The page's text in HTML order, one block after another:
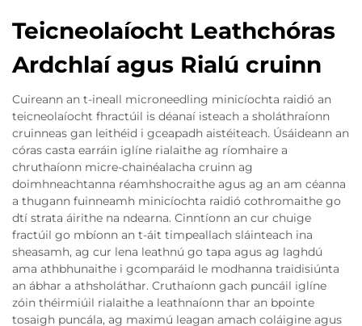
Teicneolaíocht Leathchóras
Ardchlaí agus Rialú cruinn
Cuireann an t-ineall microneedling minicíochta raidió an
teicneolaíocht fhractúil is déanaí isteach a sholáthraíonn
cruinneas gan leithéid i gceapadh aistéiteach. Úsáideann an
córas casta earráin iglíne rialaithe ag ríomhaire a
chruthaíonn micre-chainéalacha cruinn ag
doimhneachtanna réamhshocraithe agus ag an am céanna
a thugann fuinneamh minicíochta raidió cothromaithe go
dtí strata áirithe na ndearna. Cinntíonn an cur chuige
fractúil go mbíonn an t-áit timpeallach sláinteach ina
sheasamh, ag cur lena leathnú go tapa agus ag laghdú
ama athbhunaithe i gcomparáid le modhanna traidisiúnta
an ábhar a athsholáthar. Cruthaíonn gach puncáil iglíne
zóin théirmiúil rialaithe a leathnaíonn thar an bpointe
tosaigh puncála, ag maximú leagan amach coláigine agus